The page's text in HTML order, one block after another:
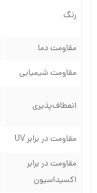
رنگ
مقاومت دما
مقاومت شیمیایی
انعطاف‌پذیری
مقاومت در برابر UV
مقاومت در برابر
اکسیداسیون